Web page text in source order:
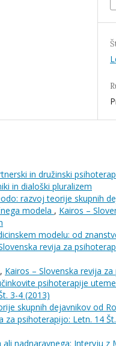
in družinski
in dialoški pluralizem
razvoj teorije skupnih
modela , Kairos –
modelu: od
revija za
, Kairos – Slovenska revija
psihoterapije
3-4 (2013)
skupnih dejavnikov od
za psihoterapijo: Letn. 14
ali nadnaravnega: Intervju z